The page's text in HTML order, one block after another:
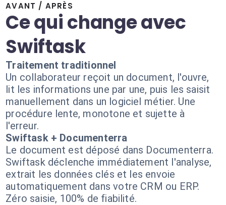
AVANT / APRÈS
Ce qui change avec
Swiftask
Traitement traditionnel
Un collaborateur reçoit un document, l'ouvre,
lit les informations une par une, puis les saisit
manuellement dans un logiciel métier. Une
procédure lente, monotone et sujette à
l'erreur.
Swiftask + Documenterra
Le document est déposé dans Documenterra.
Swiftask déclenche immédiatement l'analyse,
extrait les données clés et les envoie
automatiquement dans votre CRM ou ERP.
Zéro saisie, 100% de fiabilité.